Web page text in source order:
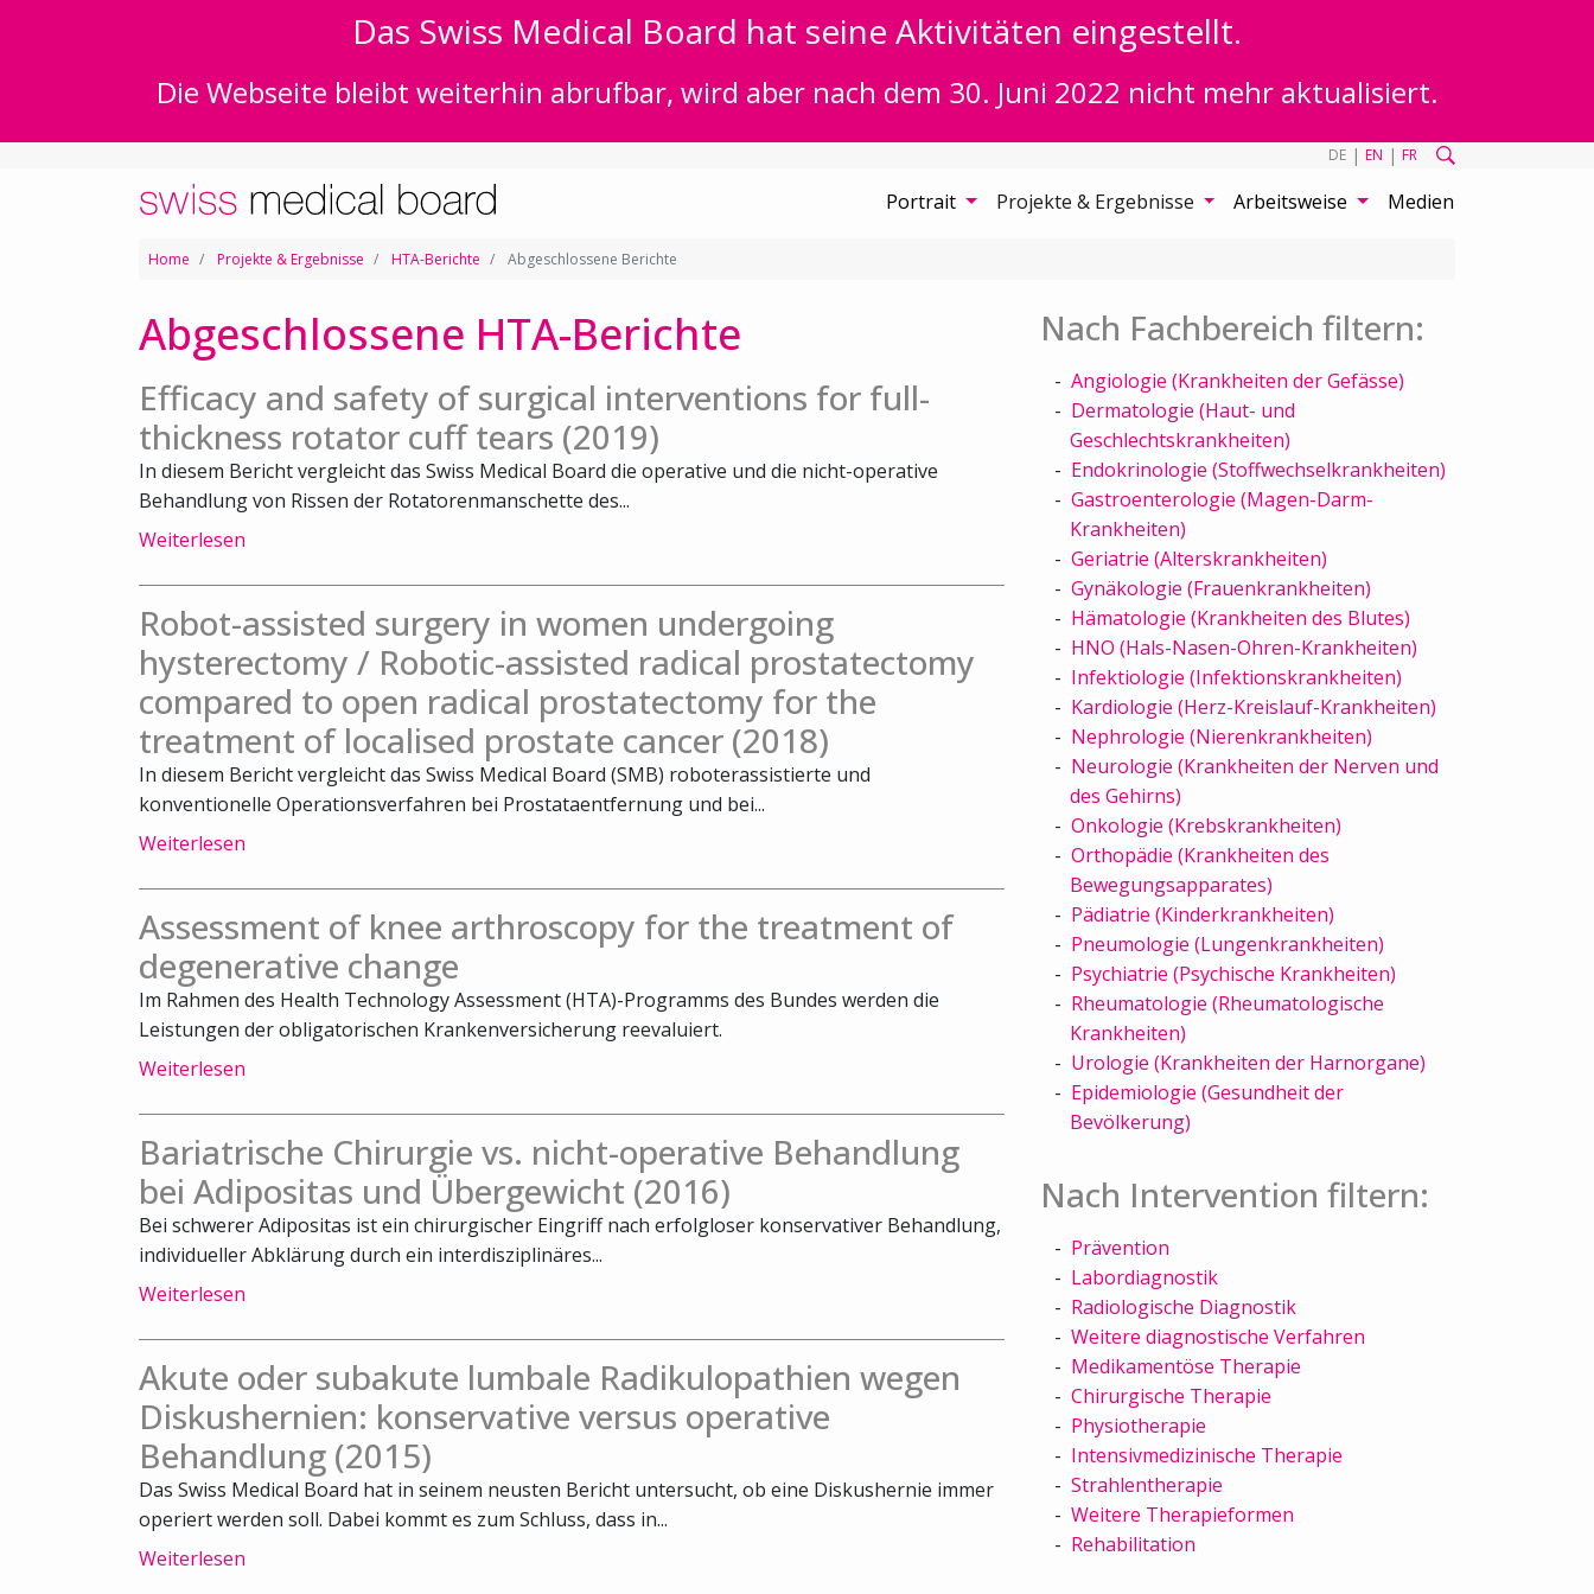
Das Swiss Medical Board hat seine Aktivitäten eingestellt.
Die Webseite bleibt weiterhin abrufbar, wird aber nach dem 30. Juni 2022 nicht mehr aktualisiert.
DE | EN | FR
Portrait Projekte & Ergebnisse Arbeitsweise Medien
Home Projekte & Ergebnisse HTA-Berichte Abgeschlossene Berichte
Abgeschlossene HTA-Berichte
Efficacy and safety of surgical interventions for full-
thickness rotator cuff tears (2019)
In diesem Bericht vergleicht das Swiss Medical Board die operative und die nicht-operative
Behandlung von Rissen der Rotatorenmanschette des...
Weiterlesen
Robot-assisted surgery in women undergoing
hysterectomy / Robotic-assisted radical prostatectomy
compared to open radical prostatectomy for the
treatment of localised prostate cancer (2018)
In diesem Bericht vergleicht das Swiss Medical Board (SMB) roboterassistierte und
konventionelle Operationsverfahren bei Prostataentfernung und bei...
Weiterlesen
Assessment of knee arthroscopy for the treatment of
degenerative change
Im Rahmen des Health Technology Assessment (HTA)-Programms des Bundes werden die
Leistungen der obligatorischen Krankenversicherung reevaluiert.
Weiterlesen
Bariatrische Chirurgie vs. nicht-operative Behandlung
bei Adipositas und Übergewicht (2016)
Bei schwerer Adipositas ist ein chirurgischer Eingriff nach erfolgloser konservativer Behandlung,
individueller Abklärung durch ein interdisziplinäres...
Weiterlesen
Akute oder subakute lumbale Radikulopathien wegen
Diskushernien: konservative versus operative
Behandlung (2015)
Das Swiss Medical Board hat in seinem neusten Bericht untersucht, ob eine Diskushernie immer
operiert werden soll. Dabei kommt es zum Schluss, dass in...
Weiterlesen
Nach Fachbereich filtern:
Angiologie (Krankheiten der Gefässe)
Dermatologie (Haut- und
Geschlechtskrankheiten)
Endokrinologie (Stoffwechselkrankheiten)
Gastroenterologie (Magen-Darm-
Krankheiten)
Geriatrie (Alterskrankheiten)
Gynäkologie (Frauenkrankheiten)
Hämatologie (Krankheiten des Blutes)
HNO (Hals-Nasen-Ohren-Krankheiten)
Infektiologie (Infektionskrankheiten)
Kardiologie (Herz-Kreislauf-Krankheiten)
Nephrologie (Nierenkrankheiten)
Neurologie (Krankheiten der Nerven und
des Gehirns)
Onkologie (Krebskrankheiten)
Orthopädie (Krankheiten des
Bewegungsapparates)
Pädiatrie (Kinderkrankheiten)
Pneumologie (Lungenkrankheiten)
Psychiatrie (Psychische Krankheiten)
Rheumatologie (Rheumatologische
Krankheiten)
Urologie (Krankheiten der Harnorgane)
Epidemiologie (Gesundheit der
Bevölkerung)
Nach Intervention filtern:
Prävention
Labordiagnostik
Radiologische Diagnostik
Weitere diagnostische Verfahren
Medikamentöse Therapie
Chirurgische Therapie
Physiotherapie
Intensivmedizinische Therapie
Strahlentherapie
Weitere Therapieformen
Rehabilitation